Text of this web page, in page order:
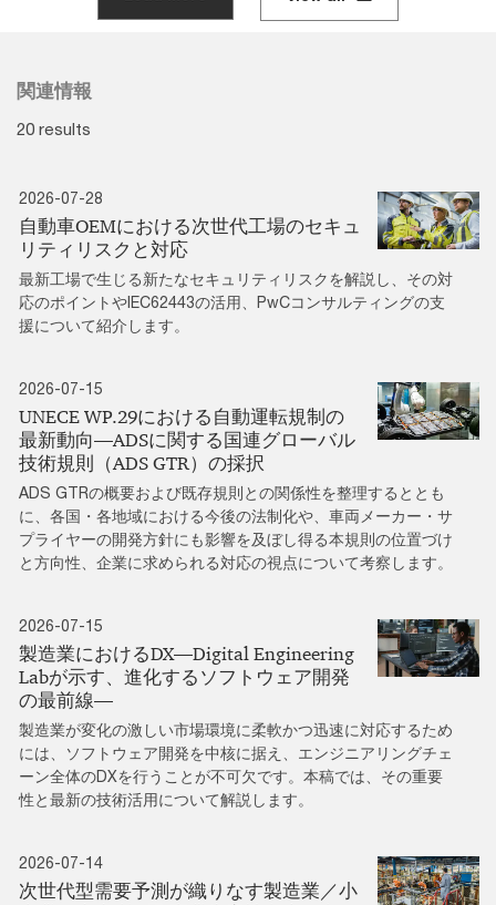
関連情報
20 results
2026-07-28
自動車OEMにおける次世代工場のセキュ
リティリスクと対応
最新工場で生じる新たなセキュリティリスクを解説し、その対
応のポイントやIEC62443の活用、PwCコンサルティングの支
援について紹介します。
2026-07-15
UNECE WP.29における自動運転規制の
最新動向―ADSに関する国連グローバル
技術規則（ADS GTR）の採択
ADS GTRの概要および既存規則との関係性を整理するととも
に、各国・各地域における今後の法制化や、車両メーカー・サ
プライヤーの開発方針にも影響を及ぼし得る本規則の位置づけ
と方向性、企業に求められる対応の視点について考察します。
2026-07-15
製造業におけるDX―Digital Engineering
Labが示す、進化するソフトウェア開発
の最前線―
製造業が変化の激しい市場環境に柔軟かつ迅速に対応するため
には、ソフトウェア開発を中核に据え、エンジニアリングチェ
ーン全体のDXを行うことが不可欠です。本稿では、その重要
性と最新の技術活用について解説します。
2026-07-14
次世代型需要予測が織りなす製造業／小